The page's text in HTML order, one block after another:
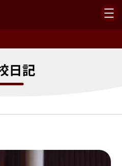
日記